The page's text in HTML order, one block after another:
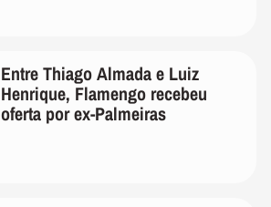
Entre Thiago Almada e Luiz
Henrique, Flamengo recebeu
oferta por ex-Palmeiras